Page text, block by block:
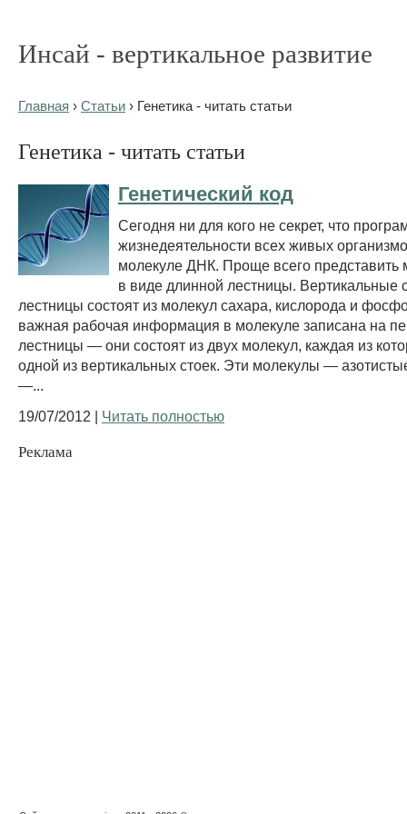
Инсай - вертикальное развитие
Главная › Статьи › Генетика - читать статьи
Генетика - читать статьи
Генетический код
Сегодня ни для кого не секрет, что
жизнедеятельности всех живых
молекуле ДНК. Проще всего представить
в виде длинной лестницы. Вертикальные
лестницы состоят из молекул сахара, кислорода и
важная рабочая информация в молекуле записана на
лестницы — они состоят из двух молекул, каждая из
одной из вертикальных стоек. Эти молекулы —
—...
19/07/2012 | Читать полностью
Реклама